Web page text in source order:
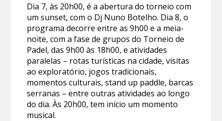
Dia 7, às 20h00, é a abertura do torneio com
um sunset, com o Dj Nuno Botelho. Dia 8, o
programa decorre entre as 9h00 e a meia-
noite, com a fase de grupos do Torneio de
Padel, das 9h00 às 18h00, e atividades
paralelas – rotas turísticas na cidade, visitas
ao exploratório, jogos tradicionais,
momentos culturais, stand up paddle, barcas
serranas – entre outras atividades ao longo
do dia. Às 20h00, tem início um momento
musical.